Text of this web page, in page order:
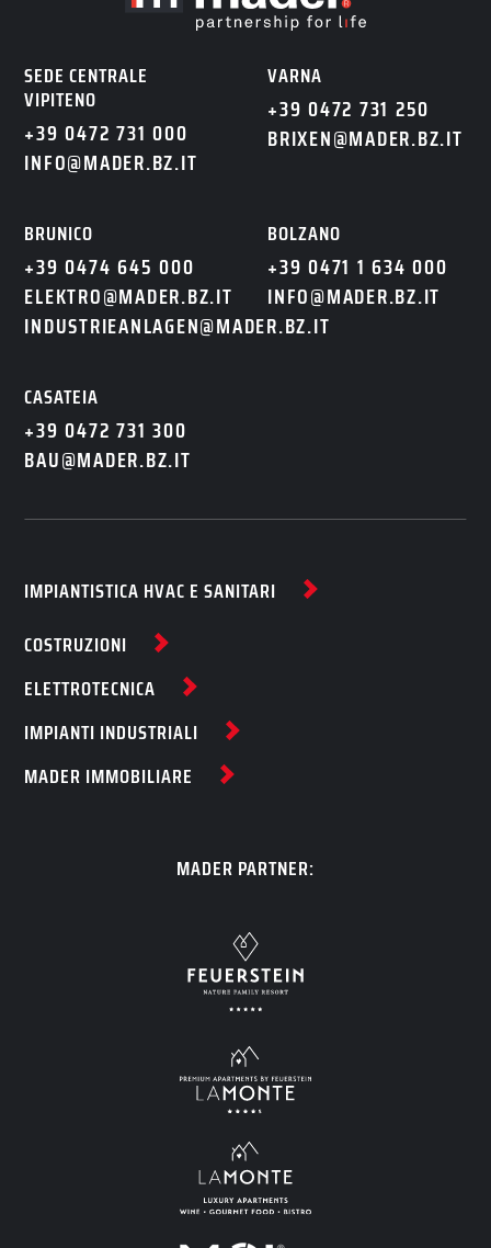
SEDE CENTRALE
VIPITENO
+39 0472 731 000
INFO@MADER.BZ.IT
VARNA
+39 0472 731 250
BRIXEN@MADER.BZ.IT
BRUNICO
+39 0474 645 000
ELEKTRO@MADER.BZ.IT
INDUSTRIEANLAGEN@MADER.BZ.IT
BOLZANO
+39 0471 1 634 000
INFO@MADER.BZ.IT
CASATEIA
+39 0472 731 300
BAU@MADER.BZ.IT
IMPIANTISTICA HVAC E SANITARI
COSTRUZIONI
ELETTROTECNICA
IMPIANTI INDUSTRIALI
MADER IMMOBILIARE
MADER PARTNER: